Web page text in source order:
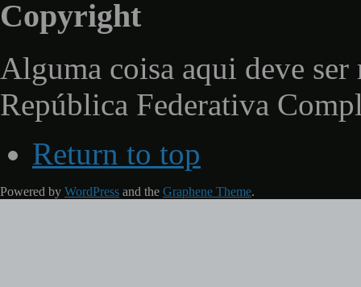
Copyright
Alguma coisa aqui deve ser
República Federativa
Return to top
Powered by WordPress and the Graphene Theme.